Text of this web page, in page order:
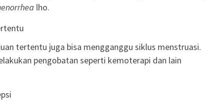
lho.
tertentu juga bisa mengganggu siklus menstruasi.
pengobatan seperti kemoterapi dan lain